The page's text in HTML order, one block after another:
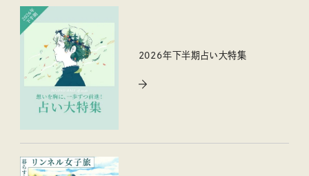
2026年下半期占い大特集